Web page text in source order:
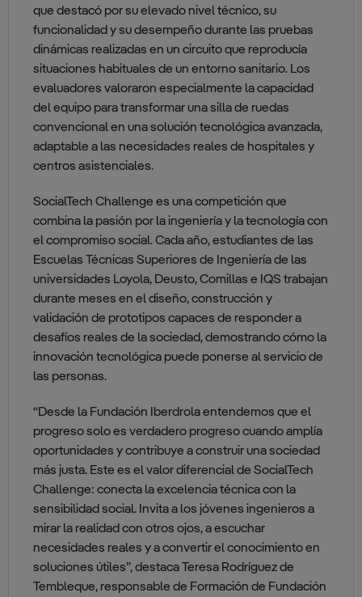
que destacó por su elevado nivel técnico, su
funcionalidad y su desempeño durante las pruebas
dinámicas realizadas en un circuito que reproducía
situaciones habituales de un entorno sanitario. Los
evaluadores valoraron especialmente la capacidad
del equipo para transformar una silla de ruedas
convencional en una solución tecnológica avanzada,
adaptable a las necesidades reales de hospitales y
centros asistenciales.
SocialTech Challenge es una competición que
combina la pasión por la ingeniería y la tecnología con
el compromiso social. Cada año, estudiantes de las
Escuelas Técnicas Superiores de Ingeniería de las
universidades Loyola, Deusto, Comillas e IQS trabajan
durante meses en el diseño, construcción y
validación de prototipos capaces de responder a
desafíos reales de la sociedad, demostrando cómo la
innovación tecnológica puede ponerse al servicio de
las personas.
“Desde la Fundación Iberdrola entendemos que el
progreso solo es verdadero progreso cuando amplía
oportunidades y contribuye a construir una sociedad
más justa. Este es el valor diferencial de SocialTech
Challenge: conecta la excelencia técnica con la
sensibilidad social. Invita a los jóvenes ingenieros a
mirar la realidad con otros ojos, a escuchar
necesidades reales y a convertir el conocimiento en
soluciones útiles”, destaca Teresa Rodríguez de
Tembleque, responsable de Formación de Fundación